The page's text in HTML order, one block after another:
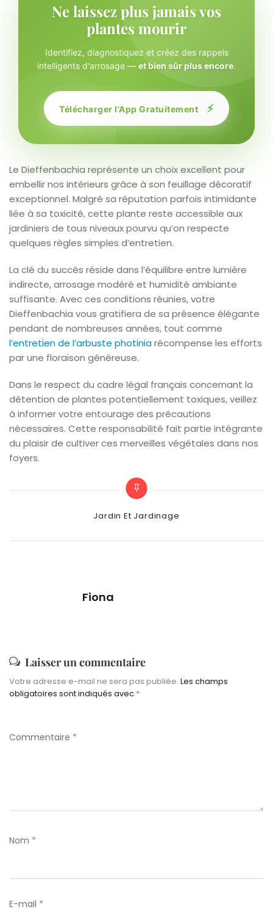
Ne laissez plus jamais vos
plantes mourir
Identifiez, diagnostiquez et créez des rappels
intelligents d'arrosage — et bien sûr plus encore.
Télécharger l'App Gratuitement ⚡
Le Dieffenbachia représente un choix excellent pour
embellir nos intérieurs grâce à son feuillage décoratif
exceptionnel. Malgré sa réputation parfois intimidante
liée à sa toxicité, cette plante reste accessible aux
jardiniers de tous niveaux pourvu qu’on respecte
quelques règles simples d’entretien.
La clé du succès réside dans l’équilibre entre lumière
indirecte, arrosage modéré et humidité ambiante
suffisante. Avec ces conditions réunies, votre
Dieffenbachia vous gratifiera de sa présence élégante
pendant de nombreuses années, tout comme
l’entretien de l’arbuste photiniarécompense les efforts
par une floraison généreuse.
Dans le respect du cadre légal français concernant la
détention de plantes potentiellement toxiques, veillez
à informer votre entourage des précautions
nécessaires. Cette responsabilité fait partie intégrante
du plaisir de cultiver ces merveilles végétales dans nos
foyers.
Categories
Jardin Et Jardinage
Fiona
Laisser un commentaire
Votre adresse e-mail ne sera pas publiée. Les champs
obligatoires sont indiqués avec *
Commentaire *
Nom *
E-mail *